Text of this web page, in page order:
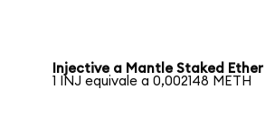
Injective a Mantle Staked Ether
1 INJ equivale a 0,002148 METH